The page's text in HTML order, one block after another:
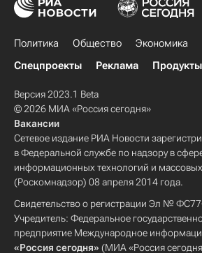
Политика Общество Экономика
Спецпроекты
Реклама
Версия 2023.1 Beta
© 2026 МИА «Россия сегодня»
Вакансии
Сетевое издание РИА Новости
в Федеральной службе по надзору в
информационных технологий и
(Роскомнадзор) 08 апреля 2014 года.
Свидетельство о регистрации Эл №
Учредитель: Федеральное
предприятие Международное
«Россия сегодня» (МИА «Россия